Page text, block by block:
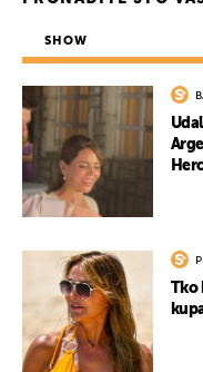
SHOW
Tko